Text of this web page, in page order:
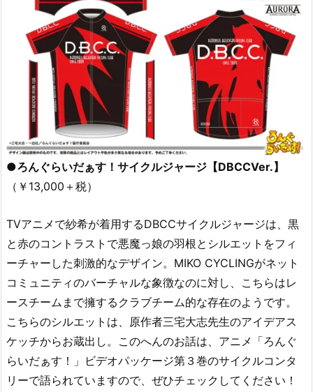
●ろんぐらいだぁす！サイクルジャージ【DBCCVer.】
（￥13,000＋税）
TVアニメで紗希が着用するDBCCサイクルジャージは、黒
と赤のコントラストで悪魔っ娘の羽根とシルエットをフィ
ーチャーした刺激的なデザイン。MIKO CYCLINGがネット
コミュニティのバーチャルな象徴なのに対し、こちらはレ
ースチームまで擁するクラブチーム的な存在のようです。
こちらのシルエットは、原作者三宅大志先生のアイデアス
ケッチからお蔵出し。このへんのお話は、アニメ「ろんぐ
らいだぁす！」ビデオパッケージ第３巻のサイクルコンタ
リーで語られていますので、ぜひチェックしてください！